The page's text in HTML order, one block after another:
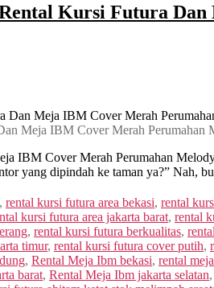
Kursi Futura
Meja IBM Cover Merah Perumahan
IBM Cover Merah Perumahan
yang dipindah ke taman ya?” Nah,
, rental kursi futura area bekasi, rental
kursi futura area jakarta barat, rental
, rental kursi futura berkualitas,
timur, rental kursi futura cover putih,
, Rental Meja Ibm bekasi, rental
barat, Rental Meja Ibm jakarta selatan,